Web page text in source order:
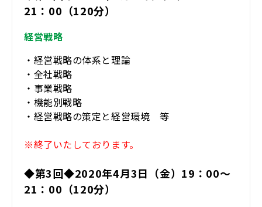
21：00（120分）
経営戦略
・経営戦略の体系と理論
・全社戦略
・事業戦略
・機能別戦略
・経営戦略の策定と経営環境 等
※終了いたしております。
◆第3回◆2020年4月3日（金）19：00～
21：00（120分）